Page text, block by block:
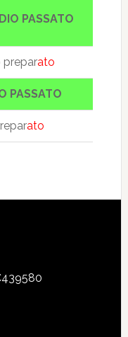
PASSATO
preparato
PASSATO
ato